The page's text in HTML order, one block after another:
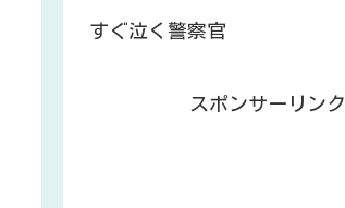
すぐ泣く警察官
スポンサーリンク